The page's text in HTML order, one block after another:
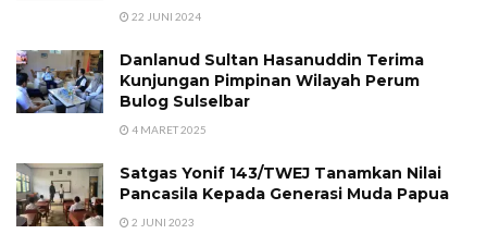
22 JUNI 2024
Danlanud Sultan Hasanuddin Terima
Kunjungan Pimpinan Wilayah Perum
Bulog Sulselbar
4 MARET 2025
Satgas Yonif 143/TWEJ Tanamkan Nilai
Pancasila Kepada Generasi Muda Papua
2 JUNI 2023